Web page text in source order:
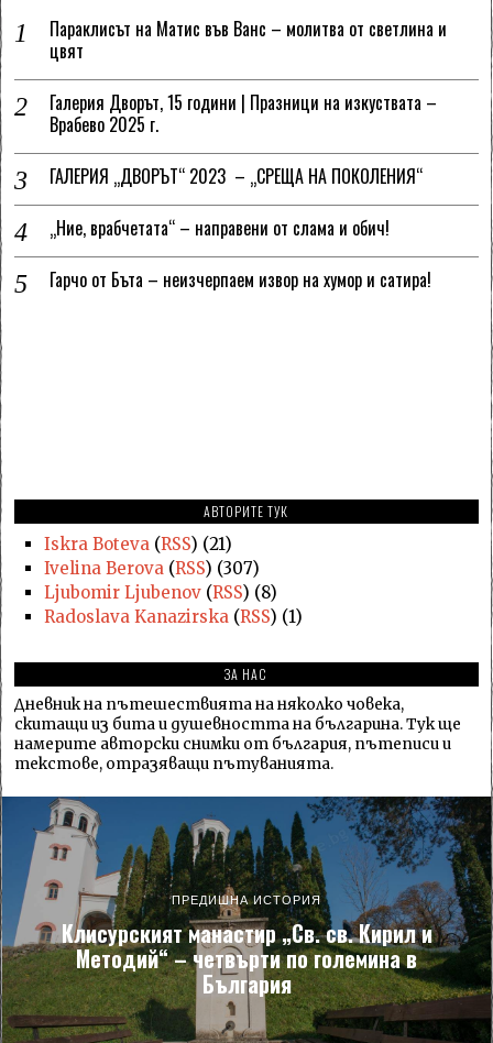
Параклисът на Матис във Ванс – молитва от светлина и
цвят
Галерия Дворът, 15 години | Празници на изкуствата –
Врабево 2025 г.
ГАЛЕРИЯ „ДВОРЪТ“ 2023 – „СРЕЩА НА ПОКОЛЕНИЯ“
„Ние, врабчетата“ – направени от слама и обич!
Гарчо от Бъта – неизчерпаем извор на хумор и сатира!
АВТОРИТЕ ТУК
Iskra Boteva(RSS) (21)
Ivelina Berova(RSS) (307)
Ljubomir Ljubenov(RSS) (8)
Radoslava Kanazirska(RSS) (1)
ЗА НАС
Дневник на пътешествията на няколко човека,
скитащи из бита и душевността на българина. Тук ще
намерите авторски снимки от българия, пътеписи и
текстове, отразяващи пътуванията.
ПРЕДИШНА ИСТОРИЯ
Клисурският манастир „Св. св. Кирил и
Методий“ – четвърти по големина в
България